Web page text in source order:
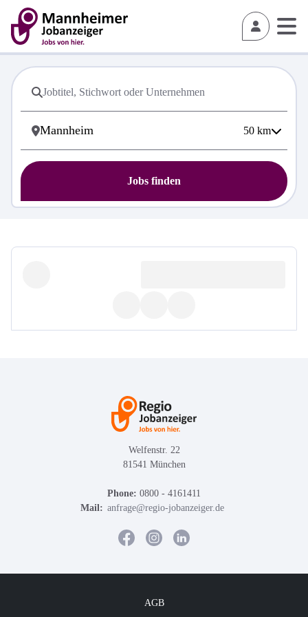
50 km
Jobs finden
Welfenstr. 22
81541 München
Phone: 0800 - 4161411
Mail: anfrage@regio-jobanzeiger.de
AGB